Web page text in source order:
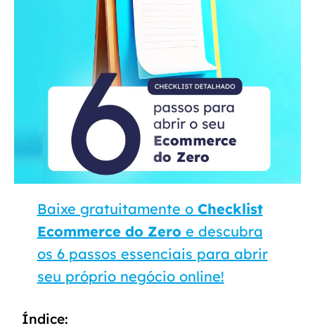
Baixe gratuitamente o Checklist
Ecommerce do Zero e descubra
os 6 passos essenciais para abrir
seu próprio negócio online!
Índice: